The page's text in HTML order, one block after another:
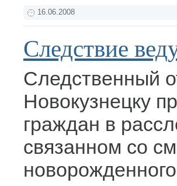
16.06.2008
Следствие
Следственный
Новокузнецку
граждан в
связанном со